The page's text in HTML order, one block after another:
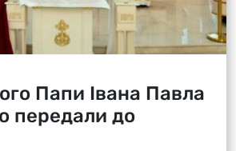
Папи Івана Павла
передали до